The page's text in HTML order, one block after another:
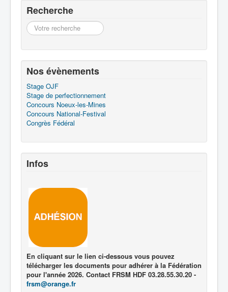
Recherche
Recherche
Nos évènements
Stage OJF
Stage de perfectionnement
Concours Noeux-les-Mines
Concours National-Festival
Congrès Fédéral
Infos
En cliquant sur le lien ci-dessous vous pouvez
télécharger les documents pour adhérer à la Fédération
pour l'année 2026. Contact FRSM HDF 03.28.55.30.20 -
frsm@orange.fr